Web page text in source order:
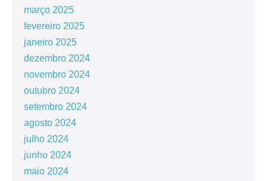
março 2025
fevereiro 2025
janeiro 2025
dezembro 2024
novembro 2024
outubro 2024
setembro 2024
agosto 2024
julho 2024
junho 2024
maio 2024